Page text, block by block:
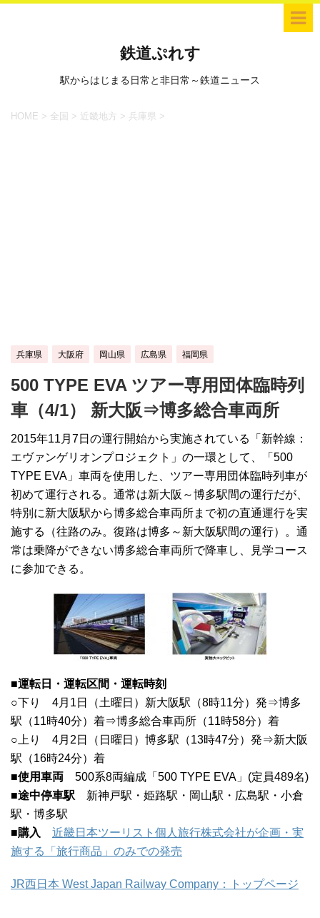
鉄道ぷれす
駅からはじまる日常と非日常～鉄道ニュース
HOME > 全国 > 近畿地方 > 兵庫県 >
兵庫県 大阪府 岡山県 広島県 福岡県
500 TYPE EVA ツアー専用団体臨時列
車（4/1） 新大阪⇒博多総合車両所
2015年11月7日の運行開始から実施されている「新幹線：
エヴァンゲリオンプロジェクト」の一環として、「500
TYPE EVA」車両を使用した、ツアー専用団体臨時列車が
初めて運行される。通常は新大阪～博多駅間の運行だが、
特別に新大阪駅から博多総合車両所まで初の直通運行を実
施する（往路のみ。復路は博多～新大阪駅間の運行）。通
常は乗降ができない博多総合車両所で降車し、見学コース
に参加できる。
■運転日・運転区間・運転時刻
○下り 4月1日（土曜日）新大阪駅（8時11分）発⇒博多
駅（11時40分）着⇒博多総合車両所（11時58分）着
○上り 4月2日（日曜日）博多駅（13時47分）発⇒新大阪
駅（16時24分）着
■使用車両 500系8両編成「500 TYPE EVA」(定員489名)
■途中停車駅 新神戸駅・姫路駅・岡山駅・広島駅・小倉
駅・博多駅
■購入
近畿日本ツーリスト個人旅行株式会社が企画・実
施する「旅行商品」のみでの発売
JR西日本 West Japan Railway Company：トップページ